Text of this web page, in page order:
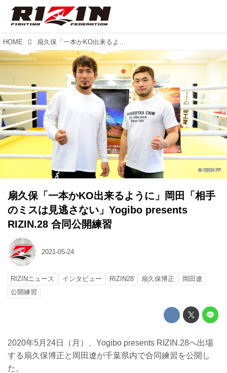
HOME 扇久保「一本かKO出来るように」岡田「相手のミスは見逃さない」Yogibo presents RIZIN.28 合同公開練習
扇久保「一本かKO出来るように」岡田「相手
のミスは見逃さない」Yogibo presents
RIZIN.28 合同公開練習
2021-05-24
RIZINニュース インタビュー RIZIN28 扇久保博正
岡田遼
公開練習
2020年5月24日（月）、Yogibo presents RIZIN.28へ出場
する扇久保博正と岡田遼が千葉県内で合同練習を公開し
た。